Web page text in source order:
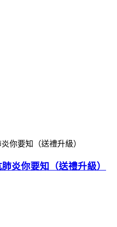
炎你要知（送禮升級）